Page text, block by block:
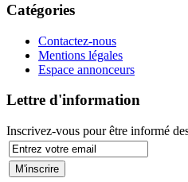
Catégories
Contactez-nous
Mentions légales
Espace annonceurs
Lettre d'information
Inscrivez-vous pour être informé